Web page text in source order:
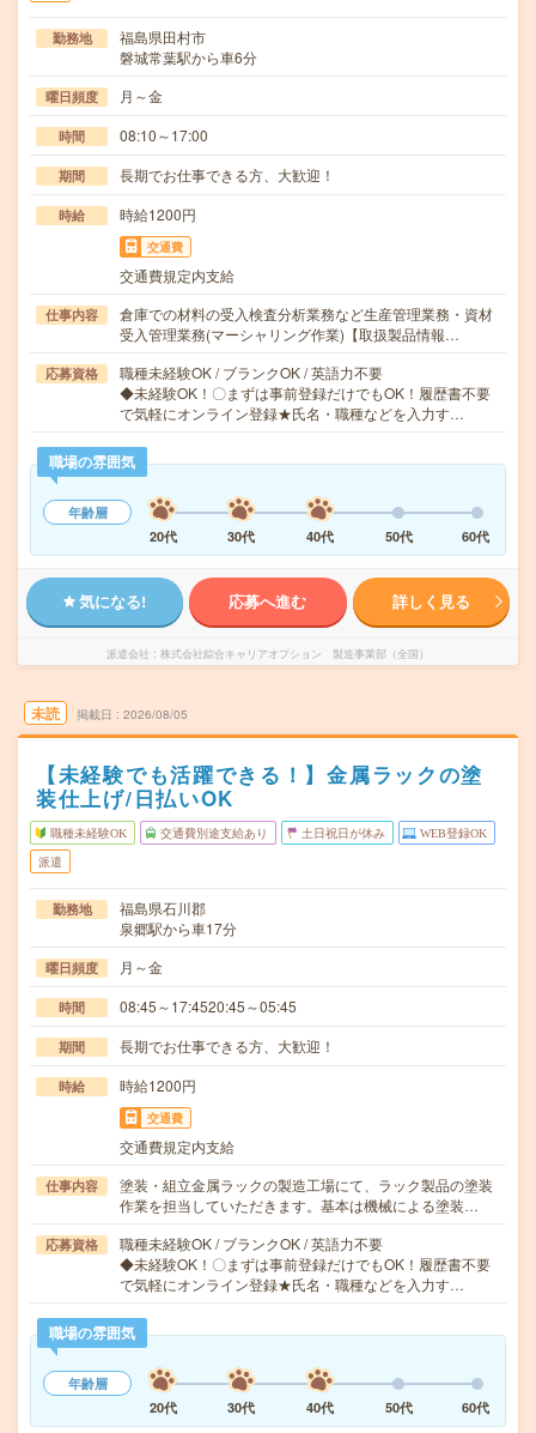
勤務地
福島県田村市
磐城常葉駅から車6分
曜日頻度 月～金
時間 08:10～17:00
期間 長期でお仕事できる方、大歓迎！
時給 時給1200円
交通費
交通費規定内支給
仕事内容
倉庫での材料の受入検査分析業務など生産管理業務・資材
受入管理業務(マーシャリング作業)【取扱製品情報…
応募資格
職種未経験OK / ブランクOK / 英語力不要
◆未経験OK！〇まずは事前登録だけでもOK！履歴書不要
で気軽にオンライン登録★氏名・職種などを入力す…
職場の雰囲気
年齢層
20代
30代 40代 50代 60代
気になる! 応募へ進む 詳しく見る
派遣会社 株式会社綜合キャリアオプション 製造事業部（全国）
未読 掲載日 2026/08/05
【未経験でも活躍できる！】金属ラックの塗
装仕上げ/日払いOK
職種未経験OK 交通費別途支給あり 土日祝日が休み WEB登録OK
派遣
勤務地
福島県石川郡
泉郷駅から車17分
曜日頻度 月～金
時間 08:45～17:4520:45～05:45
期間 長期でお仕事できる方、大歓迎！
時給 時給1200円
交通費
交通費規定内支給
仕事内容
塗装・組立金属ラックの製造工場にて、ラック製品の塗装
作業を担当していただきます。基本は機械による塗装…
応募資格
職種未経験OK / ブランクOK / 英語力不要
◆未経験OK！〇まずは事前登録だけでもOK！履歴書不要
で気軽にオンライン登録★氏名・職種などを入力す…
職場の雰囲気
年齢層
20代
30代 40代 50代 60代